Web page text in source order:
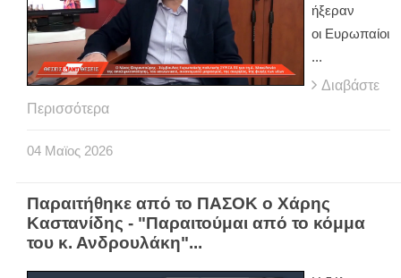
ήξεραν
οι Ευρωπαίοι
...
Διαβάστε
Περισσότερα
04 Μαϊος 2026
Παραιτήθηκε από το ΠΑΣΟΚ ο Χάρης
Καστανίδης - "Παραιτούμαι από το κόμμα
του κ. Ανδρουλάκη"...